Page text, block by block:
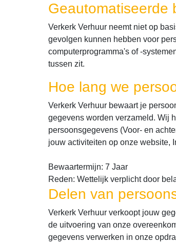
Geautomatiseerde
Verkerk Verhuur neemt niet op
gevolgen kunnen hebben voor
computerprogramma's of -
tussen zit.
Hoe lang we
Verkerk Verhuur bewaart je
gegevens worden verzameld. Wij
persoonsgegevens (Voor- en
jouw activiteiten op onze website,
Bewaartermijn: 7 Jaar
Reden: Wettelijk verplicht door
Delen van
Verkerk Verhuur verkoopt jouw
de uitvoering van onze
gegevens verwerken in onze